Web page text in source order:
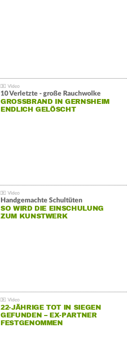
10 Verletzte - große Rauchwolke
GROSSBRAND IN GERNSHEIM E
NDLICH GELÖSCHT
Handgemachte Schultüten
SO WIRD DIE EINSCHULUNG
ZUM KUNSTWERK
22-JÄHRIGE TOT IN SIEGEN
GEFUNDEN – EX-PARTNER
FESTGENOMMEN